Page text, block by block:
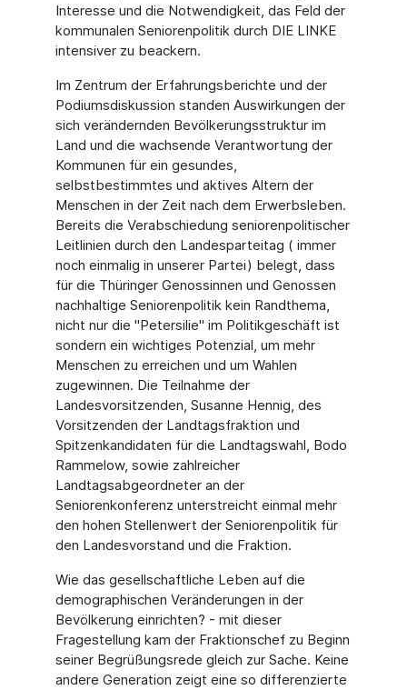
Interesse und die Notwendigkeit, das Feld der
kommunalen Seniorenpolitik durch DIE LINKE
intensiver zu beackern.
Im Zentrum der Erfahrungsberichte und der
Podiumsdiskussion standen Auswirkungen der
sich verändernden Bevölkerungsstruktur im
Land und die wachsende Verantwortung der
Kommunen für ein gesundes,
selbstbestimmtes und aktives Altern der
Menschen in der Zeit nach dem Erwerbsleben.
Bereits die Verabschiedung seniorenpolitischer
Leitlinien durch den Landesparteitag ( immer
noch einmalig in unserer Partei) belegt, dass
für die Thüringer Genossinnen und Genossen
nachhaltige Seniorenpolitik kein Randthema,
nicht nur die "Petersilie" im Politikgeschäft ist
sondern ein wichtiges Potenzial, um mehr
Menschen zu erreichen und um Wahlen
zugewinnen. Die Teilnahme der
Landesvorsitzenden, Susanne Hennig, des
Vorsitzenden der Landtagsfraktion und
Spitzenkandidaten für die Landtagswahl, Bodo
Rammelow, sowie zahlreicher
Landtagsabgeordneter an der
Seniorenkonferenz unterstreicht einmal mehr
den hohen Stellenwert der Seniorenpolitik für
den Landesvorstand und die Fraktion.
Wie das gesellschaftliche Leben auf die
demographischen Veränderungen in der
Bevölkerung einrichten? - mit dieser
Fragestellung kam der Fraktionschef zu Beginn
seiner Begrüßungsrede gleich zur Sache. Keine
andere Generation zeigt eine so differenzierte